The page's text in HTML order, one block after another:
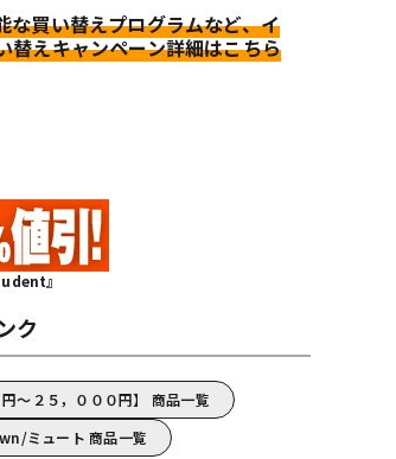
な買い替えプログラムなど、イ
替えキャンペーン詳細はこちら
』
ク
～２５，０００円】 商品一覧
ミュート 商品一覧